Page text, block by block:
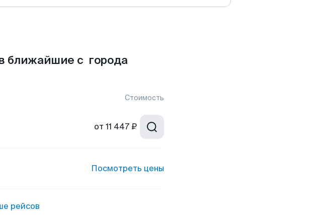
ближайшие с города
Стоимость
от 11 447 ₽
Посмотреть цены
рейсов